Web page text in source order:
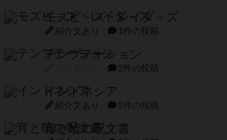
モズビ－ズ・レイダ－ズ
紹介文あり 1件の投稿
テンプテーション
2件の投稿
インドネシア
紹介文あり 2件の投稿
宵と暁の呪文書